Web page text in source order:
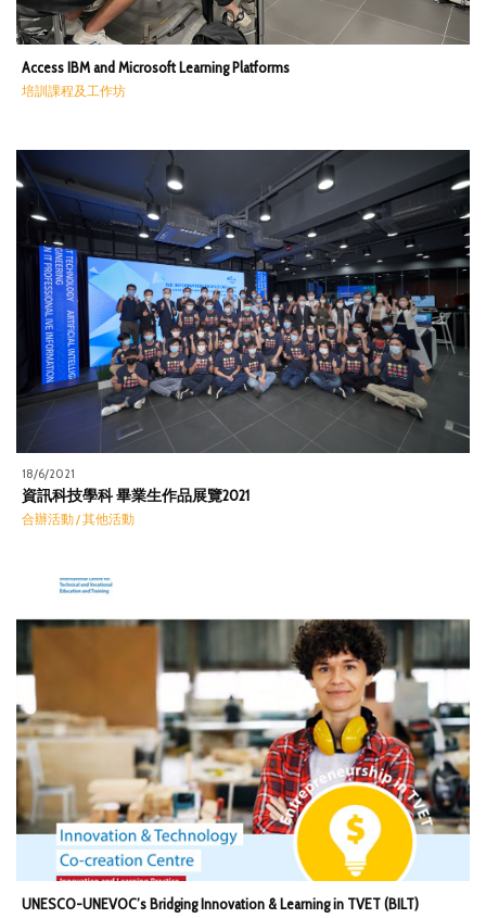
Access IBM and Microsoft Learning Platforms
培訓課程及工作坊
18/6/2021
資訊科技學科 畢業生作品展覽2021
合辦活動 / 其他活動
UNESCO-UNEVOC’s Bridging Innovation & Learning in TVET (BILT)